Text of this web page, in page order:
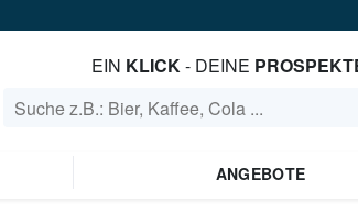
EIN KLICK- DEINE
ANGEBOTE